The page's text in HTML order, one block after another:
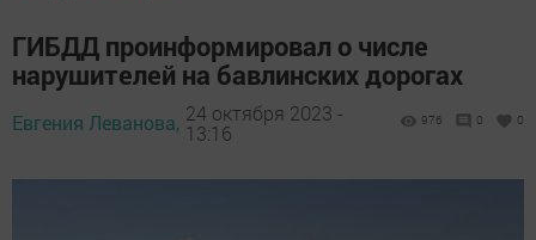
ГИБДД проинформировал о числе
нарушителей на бавлинских дорогах
Евгения Леванова, 24 октября 2023 -
13:16
976 0 0